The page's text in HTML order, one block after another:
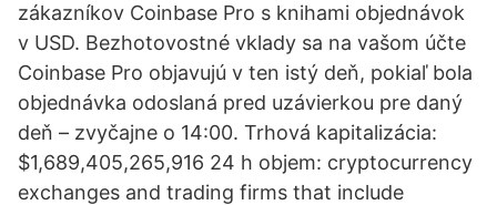
zákazníkov Coinbase Pro s knihami objednávok
v USD. Bezhotovostné vklady sa na vašom účte
Coinbase Pro objavujú v ten istý deň, pokiaľ bola
objednávka odoslaná pred uzávierkou pre daný
deň – zvyčajne o 14:00. Trhová kapitalizácia:
$1,689,405,265,916 24 h objem: cryptocurrency
exchanges and trading firms that include